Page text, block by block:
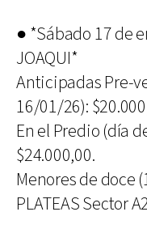
● *Sábado 17 de
JOAQUI*
Anticipadas Pre-
16/01/26):
En el Predio (día
$24.000,00.
Menores de doce
PLATEAS Sector